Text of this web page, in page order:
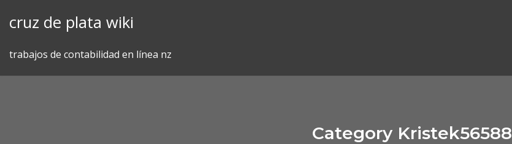
cruz de plata wiki
trabajos de contabilidad en línea nz
Category Kristek56588